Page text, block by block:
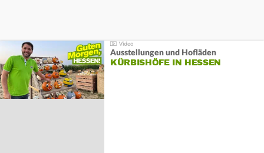
Ausstellungen und Hofläden
KÜRBISHÖFE IN HESSEN